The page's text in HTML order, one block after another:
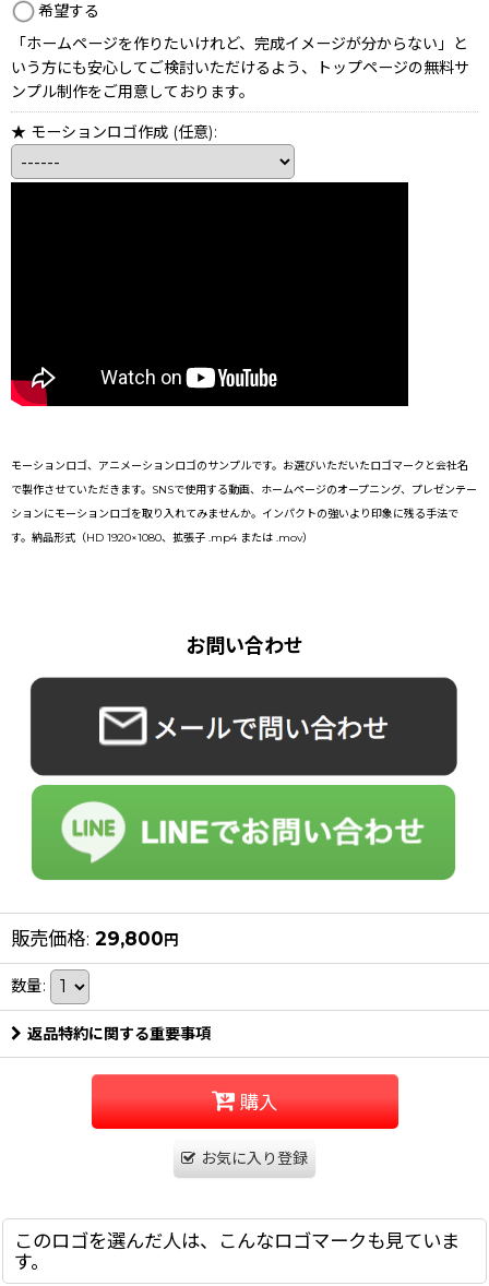
希望する
「ホームページを作りたいけれど、完成イメージが分からない」と
いう方にも安心してご検討いただけるよう、トップページの無料サ
ンプル制作をご用意しております。
★ モーションロゴ作成 (任意):
モーションロゴ、アニメーションロゴのサンプルです。お選びいただいたロゴマークと会社名
で製作させていただきます。SNSで使用する動画、ホームページのオープニング、プレゼンテー
ションにモーションロゴを取り入れてみませんか。インパクトの強いより印象に残る手法で
す。納品形式（HD 1920×1080、拡張子 .mp4 または .mov）
お問い合わせ
販売価格: 29,800円
数量:
返品特約に関する重要事項
購入
お気に入り登録
このロゴを選んだ人は、こんなロゴマークも見ていま
す。